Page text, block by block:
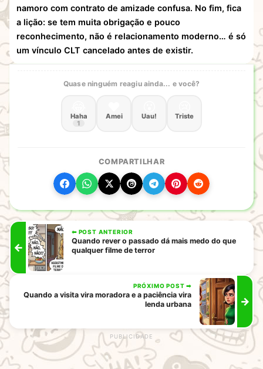
namoro com contrato de amizade confusa. No fim, fica
a lição: se tem muita obrigação e pouco
reconhecimento, não é relacionamento moderno… é só
um vínculo CLT cancelado antes de existir.
Quase ninguém reagiu ainda... e você?
Haha
1
Amei Uau! Triste
COMPARTILHAR
←
⬅ POST ANTERIOR
Quando rever o passado dá mais medo do que
qualquer filme de terror
PRÓXIMO POST ➡
Quando a visita vira moradora e a paciência vira
lenda urbana
→
rodape